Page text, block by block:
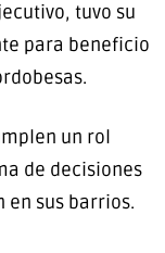
tuvo su
para beneficio
un rol
de decisiones
en sus barrios.